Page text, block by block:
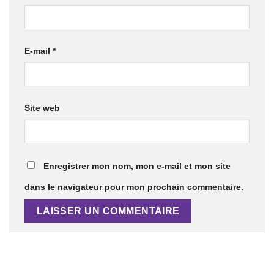
E-mail *
Site web
Enregistrer mon nom, mon e-mail et mon site
dans le navigateur pour mon prochain commentaire.